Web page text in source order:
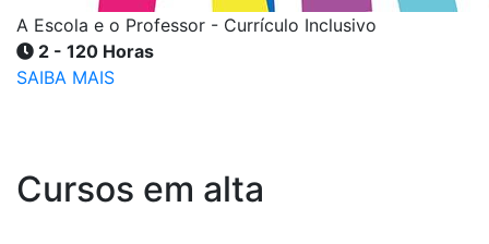
A Escola e o Professor - Currículo Inclusivo
2 - 120 Horas
SAIBA MAIS
Cursos em alta